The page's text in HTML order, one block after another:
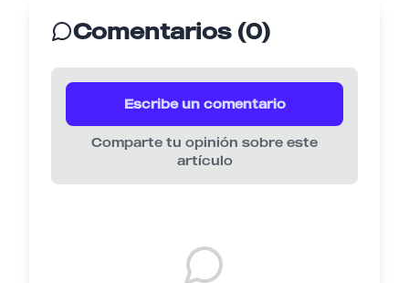
Comentarios (0)
Escribe un comentario
Comparte tu opinión sobre este
artículo